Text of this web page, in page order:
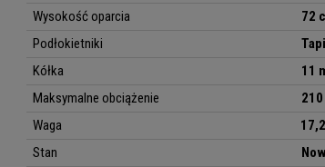
Wysokość oparcia
72
Podłokietniki
Kółka
11
Maksymalne obciążenie
Waga
Stan